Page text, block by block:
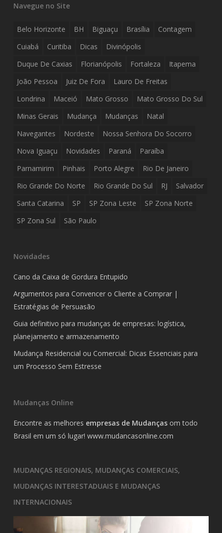
Navegue no Site
Belo Horizonte BH Biguaçu Brasília
Contagem
Cuiabá
Curitiba Dicas
Divinópolis
Duque De Caxias
Florianópolis Fortaleza
Itapema
João Pessoa
Juiz De Fora
Lauro De Freitas
Londrina
Maceió Mato Grosso
Mato Grosso Do Sul
Minas Gerais
Mudança Mudanças
Natal
Navegantes
Nordeste
Nossa Senhora Do Socorro
Nova Iguaçu
Novidades Paraná
Paraíba
Parnamirim
Pinhais Porto Alegre
Rio De Janeiro
Rio Grande Do Norte
Rio Grande Do Sul RJ
Salvador
Santa Catarina
SP SP Zona Leste
SP Zona Norte
SP Zona Sul
São Paulo
Novidades
Cano da Caixa de Gordura Entupido
Argumentos para Convencer o Cliente a Comprar |
Estratégias de Persuasão
Guia definitivo para mudanças de empresas: logística,
planejamento e armazenamento
Mudança Residencial ou Comercial: Dicas Essenciais para
um Processo Sem Estresse
Mudanças Online
Encontre as melhores empresas de Mudançasom todo
Brasil em um só lugar! www.mudancasonline.com
MUDANÇAS REGIONAIS, MUDANÇAS COMERCIAIS,
MUDANÇAS INTERESTADUAIS E MUDANÇAS
INTERNACIONAIS